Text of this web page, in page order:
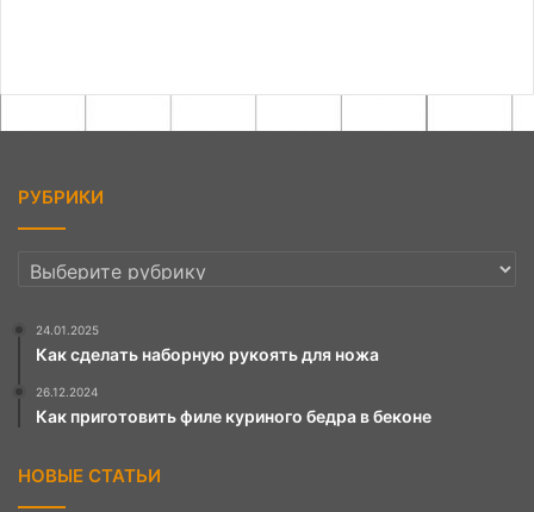
РУБРИКИ
РУБРИКИ
24.01.2025
Как сделать наборную рукоять для ножа
26.12.2024
Как приготовить филе куриного бедра в беконе
НОВЫЕ СТАТЬИ